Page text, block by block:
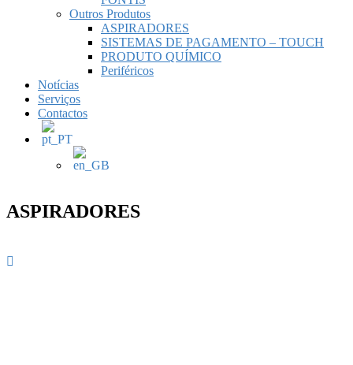
Outros Produtos
ASPIRADORES
SISTEMAS DE PAGAMENTO – TOUCH
PRODUTO QUÍMICO
Periféricos
Notícias
Serviços
Contactos
ASPIRADORES